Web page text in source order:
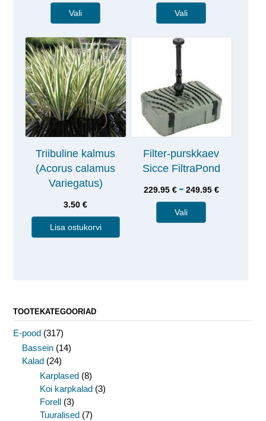
Vali Vali
Triibuline kalmus
(Acorus calamus
Variegatus)
3.50€
Lisa ostukorvi
Filter-purskkaev
Sicce FiltraPond
229.95 € – 249.95 €
Vali
TOOTEKATEGOORIAD
E-pood (317)
Bassein (14)
Kalad (24)
Karplased (8)
Koi karpkalad (3)
Forell (3)
Tuuralised (7)